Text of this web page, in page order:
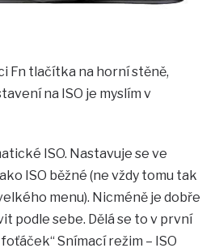
Fn tlačítka na horní stěně,
na ISO je myslím v
ISO. Nastavuje se ve
ISO běžné (ne vždy tomu tak
menu). Nicméně je dobře
podle sebe. Dělá se to v první
Snímací režim – ISO